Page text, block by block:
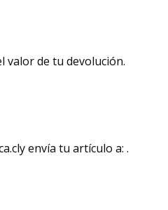
valor de tu devolución.
envía tu artículo a: .